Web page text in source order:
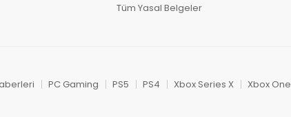
Tüm Yasal Belgeler
PC Gaming PS5 PS4 Xbox Series X Xbox One